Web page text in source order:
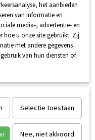
UW WINKELWAGEN
het aanbieden
van informatie en
media-, advertentie- en
hoe u onze site gebruikt. Zij
met andere gegevens
van hun diensten of
Selectie toestaan
Nee, niet akkoord